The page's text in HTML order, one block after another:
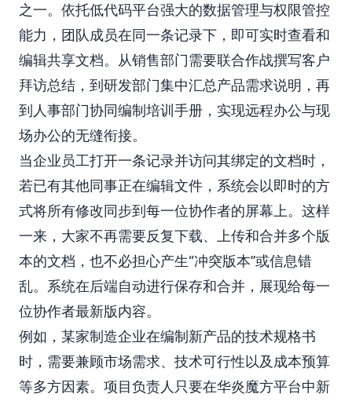
之一。依托低代码平台强大的数据管理与权限管控
能力，团队成员在同一条记录下，即可实时查看和
编辑共享文档。从销售部门需要联合作战撰写客户
拜访总结，到研发部门集中汇总产品需求说明，再
到人事部门协同编制培训手册，实现远程办公与现
场办公的无缝衔接。
当企业员工打开一条记录并访问其绑定的文档时，
若已有其他同事正在编辑文件，系统会以即时的方
式将所有修改同步到每一位协作者的屏幕上。这样
一来，大家不再需要反复下载、上传和合并多个版
本的文档，也不必担心产生“冲突版本”或信息错
乱。系统在后端自动进行保存和合并，展现给每一
位协作者最新版内容。
例如，某家制造企业在编制新产品的技术规格书
时，需要兼顾市场需求、技术可行性以及成本预算
等多方因素。项目负责人只要在华炎魔方平台中新